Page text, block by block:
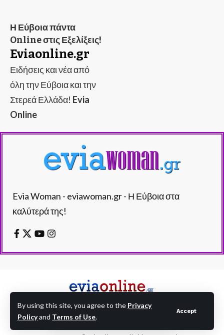
By using this site, you agree to the Privacy
Policyand Terms of Use.
Accept
Η Εύβοια πάντα
Online στις Εξελίξεις!
Eviaonline.gr
Ειδήσεις και νέα από
όλη την Εύβοια και την
Στερεά Ελλάδα! Evia
Online
Evia Woman - eviawoman.gr - Η Εύβοια στα
καλύτερά της!